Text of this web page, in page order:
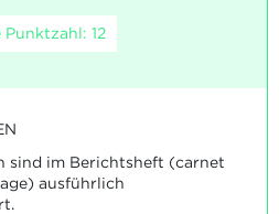
Punktzahl: 12
sind im Berichtsheft (carnet
ausführlich